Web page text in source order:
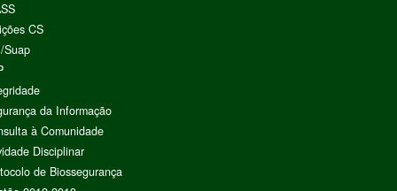
CS
Suap
da Informação
à Comunidade
Disciplinar
de Biossegurança